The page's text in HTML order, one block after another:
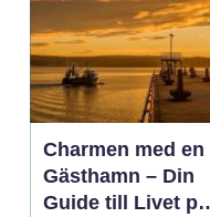
Charmen med en
Gästhamn – Din
Guide till Livet på